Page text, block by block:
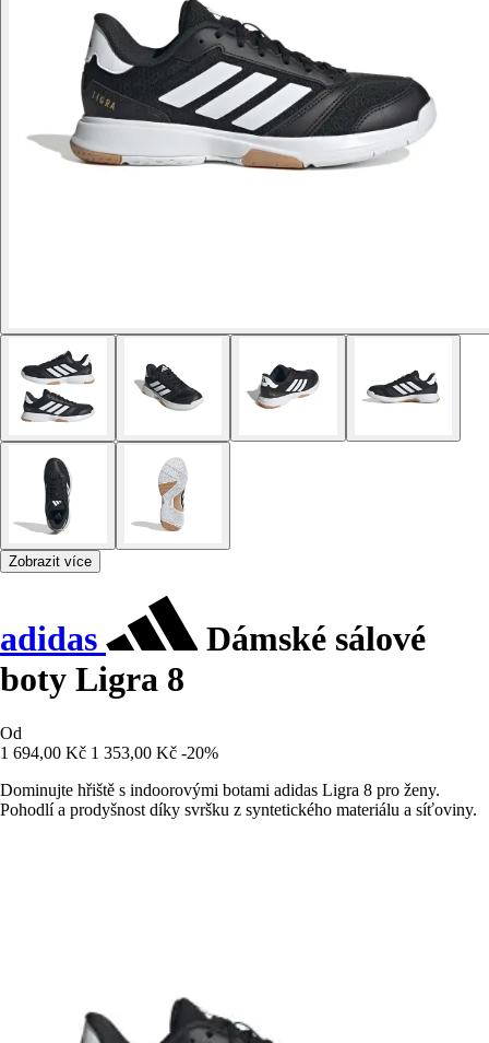
Zobrazit více
adidas
Dámské sálové
boty Ligra 8
Od
1 694,00 Kč 1 353,00 Kč -20%
Dominujte hřiště s indoorovými botami adidas Ligra 8 pro ženy.
Pohodlí a prodyšnost díky svršku z syntetického materiálu a síťoviny.